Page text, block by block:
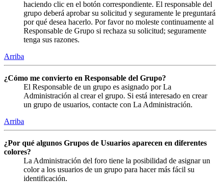
haciendo clic en el botón correspondiente. El responsable del
grupo deberá aprobar su solicitud y seguramente le preguntará
por qué desea hacerlo. Por favor no moleste continuamente al
Responsable de Grupo si rechaza su solicitud; seguramente
tenga sus razones.
Arriba
¿Cómo me convierto en Responsable del Grupo?
El Responsable de un grupo es asignado por La
Administración al crear el grupo. Si está interesado en crear
un grupo de usuarios, contacte con La Administración.
Arriba
¿Por qué algunos Grupos de Usuarios aparecen en diferentes
colores?
La Administración del foro tiene la posibilidad de asignar un
color a los usuarios de un grupo para hacer más fácil su
identificación.